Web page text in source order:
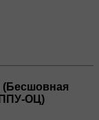
ППУ-ОЦ)